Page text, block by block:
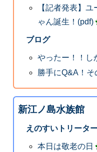
【記者発表】
ゃん誕生！(pdf)
ブログ
やったー！！し
勝手にQ&A！そ
新江ノ島水族館
えのすいトリータ
本日は敬老の日